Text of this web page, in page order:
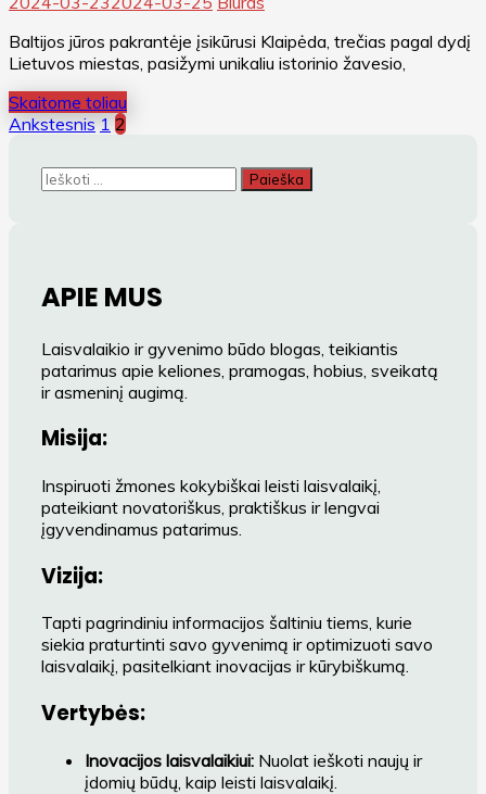
Baltijos jūros pakrantėje įsikūrusi Klaipėda, trečias pagal dydį
Lietuvos miestas, pasižymi unikaliu istorinio žavesio,
Skaitome toliau
Įrašų
puslapiavimas
Ankstesnis 1 2
Ieškoti:
APIE MUS
Laisvalaikio ir gyvenimo būdo blogas, teikiantis
patarimus apie keliones, pramogas, hobius, sveikatą
ir asmeninį augimą.
Misija:
Inspiruoti žmones kokybiškai leisti laisvalaikį,
pateikiant novatoriškus, praktiškus ir lengvai
įgyvendinamus patarimus.
Vizija:
Tapti pagrindiniu informacijos šaltiniu tiems, kurie
siekia praturtinti savo gyvenimą ir optimizuoti savo
laisvalaikį, pasitelkiant inovacijas ir kūrybiškumą.
Vertybės:
Inovacijos laisvalaikiui: Nuolat ieškoti naujų ir
įdomių būdų, kaip leisti laisvalaikį.